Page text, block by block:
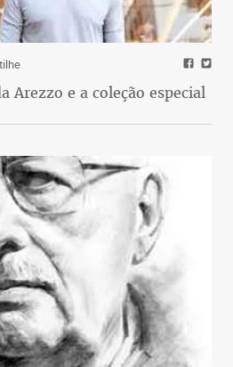
Arezzo e a coleção especial